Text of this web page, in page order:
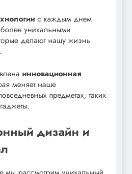
с каждым днем
уникальными
делают нашу жизнь
инновационная
меняет наше
предметах, таких
дизайн и